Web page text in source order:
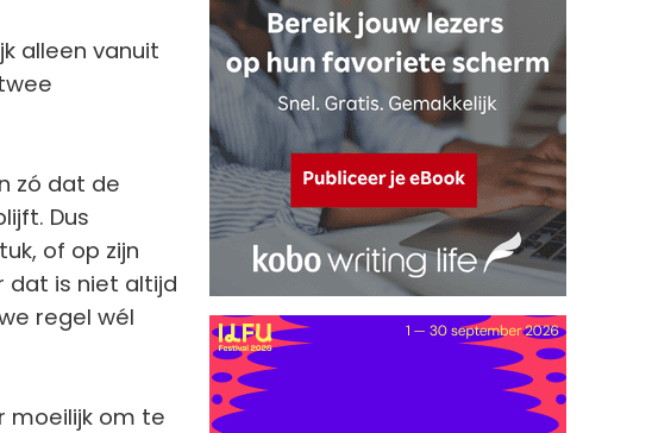
alleen vanuit
zó dat de
Dus
of op zijn
dat is niet altijd
regel wél
moeilijk om te